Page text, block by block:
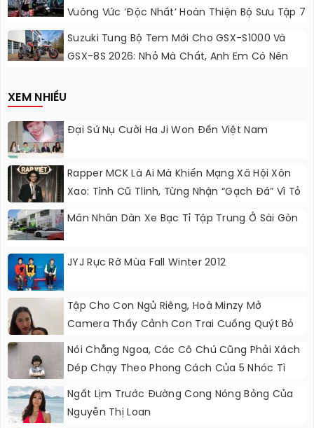
Vuông Vức ‘độc Nhất’ Hoàn Thiện Bộ Sưu Tập 7
Suzuki Tung Bộ Tem Mới Cho GSX-S1000 Và
GSX-8S 2026: Nhỏ Mà Chất, Anh Em Có Nên
XEM NHIỀU
Đại Sứ Nụ Cười Ha Ji Won Đến Việt Nam
Rapper MCK Là Ai Mà Khiến Mạng Xã Hội Xôn
Xao: Tình Cũ Tlinh, Từng Nhận “gạch Đá” Vì Tỏ
Mãn Nhãn Dàn Xe Bạc Tỉ Tập Trung Ở Sài Gòn
JYJ Rực Rỡ Mùa Fall Winter 2012
Tập Cho Con Ngủ Riêng, Hoà Minzy Mở
Camera Thấy Cảnh Con Trai Cuống Quýt Bỏ
Chạy Khỏi Phòng
Nói Chẳng Ngoa, Các Cô Chú Cũng Phải Xách
Dép Chạy Theo Phong Cách Của 5 Nhóc Tì
Này
Ngất Lịm Trước Đường Cong Nóng Bỏng Của
Nguyễn Thị Loan